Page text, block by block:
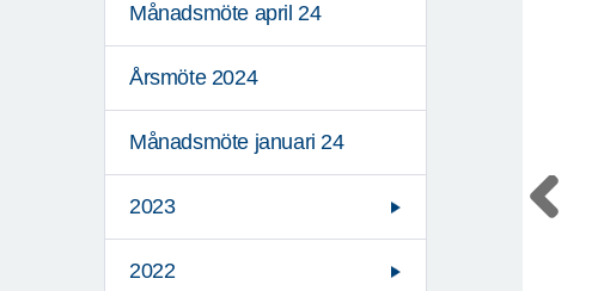
Månadsmöte april 24
Årsmöte 2024
Månadsmöte januari 24
2023
2022